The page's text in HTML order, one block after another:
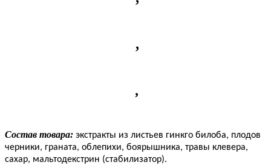
,
,
Состав товара: экстракты из листьев гинкго билоба, плодов
черники, граната, облепихи, боярышника, травы клевера,
сахар, мальтодекстрин (стабилизатор).